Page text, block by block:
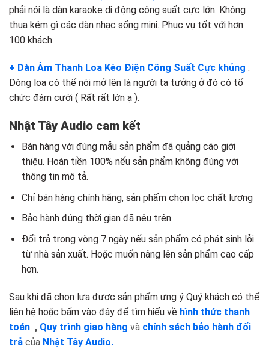
phải nói là dàn karaoke di động công suất cực lớn. Không
thua kém gì các dàn nhạc sống mini. Phục vụ tốt với hơn
100 khách.
+ Dàn Âm Thanh Loa Kéo Điện Công Suất Cực khủng :
Dòng loa có thể nói mở lên là người ta tưởng ở đó có tổ
chức đám cưới ( Rất rất lớn ạ ).
Nhật Tây Audio cam kết
Bán hàng với đúng mẫu sản phẩm đã quảng cáo giới
thiệu. Hoàn tiền 100% nếu sản phẩm không đúng với
thông tin mô tả.
Chỉ bán hàng chính hãng, sản phẩm chọn lọc chất lượng
Bảo hành đúng thời gian đã nêu trên.
Đổi trả trong vòng 7 ngày nếu sản phẩm có phát sinh lỗi
từ nhà sản xuất. Hoặc muốn nâng lên sản phẩm cao cấp
hơn.
Sau khi đã chọn lựa được sản phẩm ưng ý Quý khách có thể
liên hệ hoặc bấm vào đây để tìm hiểu về hình thức thanh
toán , Quy trình giao hàng và chính sách bảo hành đổi
trả của Nhật Tây Audio.